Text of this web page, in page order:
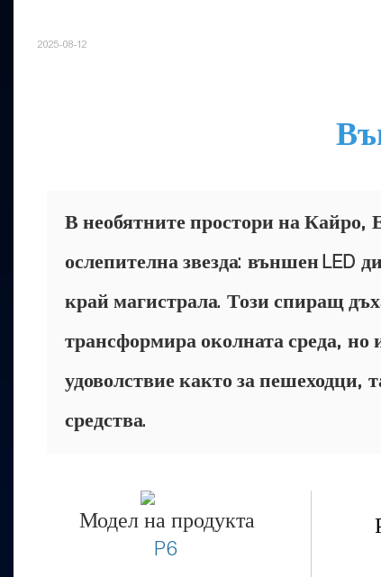
2025-08-12
В необятните простори на Кайро,
ослепителна звезда: външен LED
край магистрала. Този спиращ
трансформира околната среда, но
удоволствие както за пешеходци,
средства.
Модел на продукта
P6